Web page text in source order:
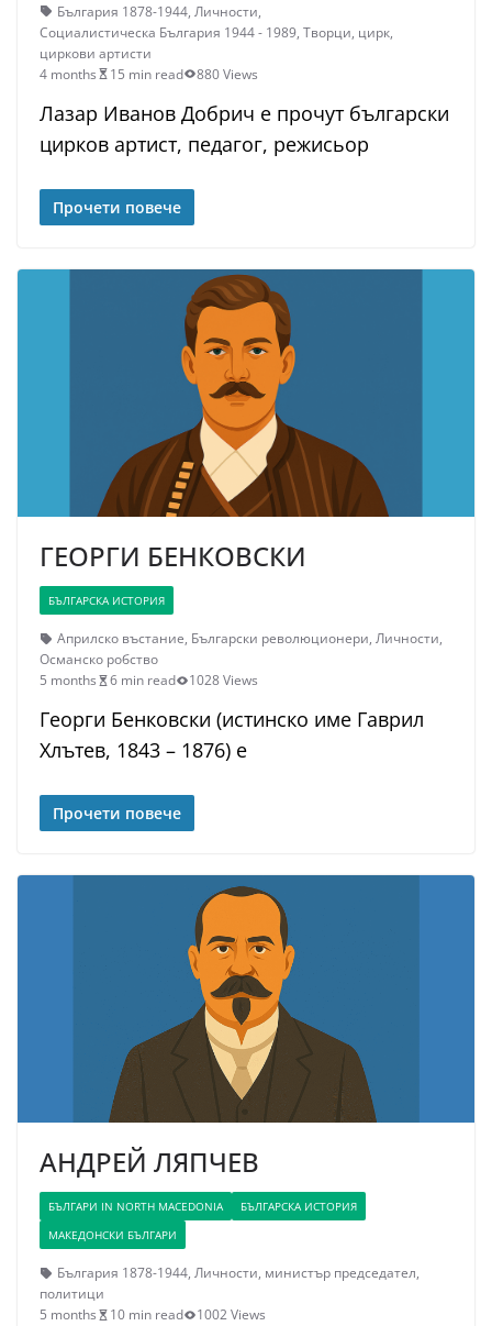
България 1878-1944, Личности,
Социалистическа България 1944 - 1989, Творци, цирк,
циркови артисти
4 months
15 min read 880 Views
Лазар Иванов Добрич е прочут български
цирков артист, педагог, режисьор
Прочети повече
ГЕОРГИ БЕНКОВСКИ
БЪЛГАРСКА ИСТОРИЯ
Априлско въстание, Български революционери, Личности,
Османско робство
5 months
6 min read 1028 Views
Георги Бенковски (истинско име Гаврил
Хлътев, 1843 – 1876) е
Прочети повече
АНДРЕЙ ЛЯПЧЕВ
БЪЛГАРИ IN NORTH MACEDONIA
БЪЛГАРСКА ИСТОРИЯ
МАКЕДОНСКИ БЪЛГАРИ
България 1878-1944, Личности, министър председател,
политици
5 months
10 min read 1002 Views